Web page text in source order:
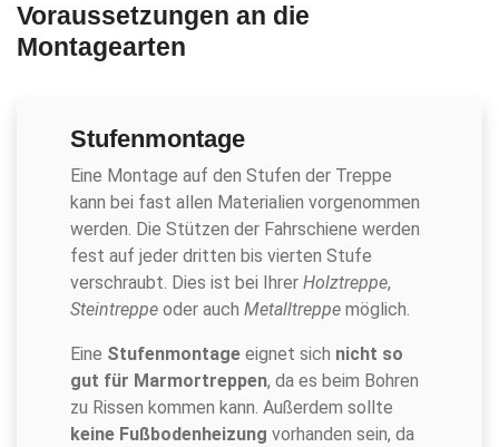
Voraussetzungen an die
Montagearten
Stufenmontage
Eine Montage auf den Stufen der Treppe
kann bei fast allen Materialien vorgenommen
werden. Die Stützen der Fahrschiene werden
fest auf jeder dritten bis vierten Stufe
verschraubt. Dies ist bei Ihrer Holztreppe,
Steintreppe oder auch Metalltreppe möglich.
Eine Stufenmontage eignet sich nicht so
gut für Marmortreppen, da es beim Bohren
zu Rissen kommen kann. Außerdem sollte
keine Fußbodenheizung vorhanden sein, da